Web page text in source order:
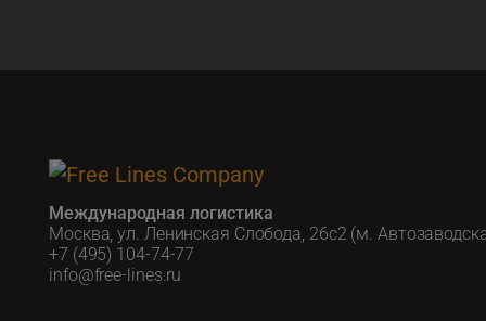
Международная логистика
Москва, ул. Ленинская Слобода, 26с2 (м.
+7 (495) 104-74-77
info@free-lines.ru